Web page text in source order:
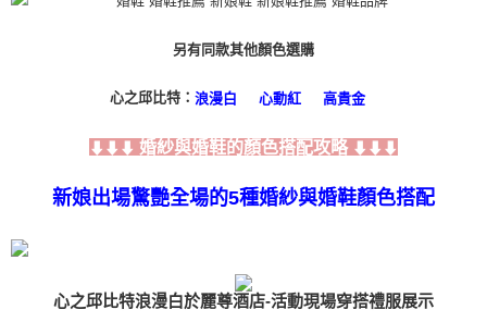
另有同款其他顏色選購
心之邱比特： 浪漫白 心動紅 高貴金
⬇⬇⬇ 婚紗與婚鞋的顏色搭配攻略 ⬇⬇⬇
新娘出場驚艷全場的5種婚紗與婚鞋顏色搭配
心之邱比特浪漫白於麗尊酒店-活動現場穿搭禮服展示